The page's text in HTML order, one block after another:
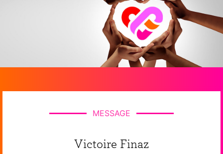
MESSAGE
Victoire Finaz